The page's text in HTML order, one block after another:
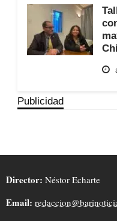
Publicidad
Director: Néstor Echarte
Email: